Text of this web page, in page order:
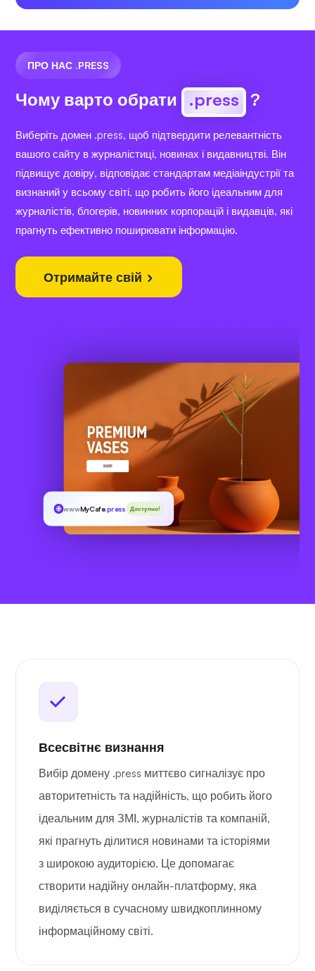
ПРО НАС .PRESS
Чому варто обрати .press ?
Виберіть домен .press, щоб підтвердити релевантність
вашого сайту в журналістиці, новинах і видавництві. Він
підвищує довіру, відповідає стандартам медіаіндустрії та
визнаний у всьому світі, що робить його ідеальним для
журналістів, блогерів, новинних корпорацій і видавців, які
прагнуть ефективно поширювати інформацію.
Отримайте свій
wwwMyCafe.press Доступно!
Всесвітнє визнання
Вибір домену .press миттєво сигналізує про
авторитетність та надійність, що робить його
ідеальним для ЗМІ, журналістів та компаній,
які прагнуть ділитися новинами та історіями
з широкою аудиторією. Це допомагає
створити надійну онлайн-платформу, яка
виділяється в сучасному швидкоплинному
інформаційному світі.